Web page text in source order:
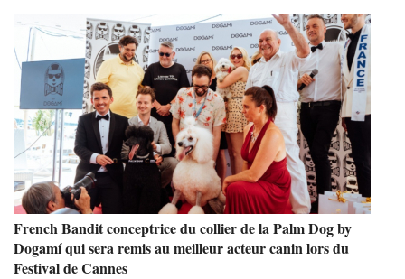
French Bandit conceptrice du collier de la Palm Dog by
Dogamí qui sera remis au meilleur acteur canin lors du
Festival de Cannes